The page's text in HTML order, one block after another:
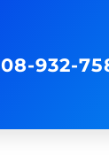
08-932-